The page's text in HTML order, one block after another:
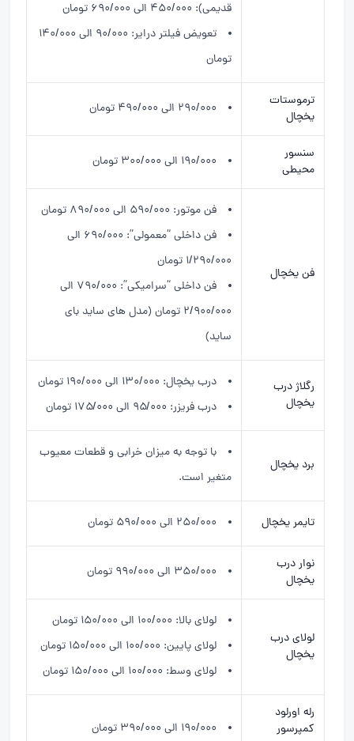
قدیمی): ۴۵۰/۰۰۰ الی ۶۹۰/۰۰۰ تومان
تعویض فیلتر درایر: ۹۰/۰۰۰ الی ۱۴۰/۰۰۰
تومان
ترموستات
یخچال
۲۹۰/۰۰۰ الی ۴۹۰/۰۰۰ تومان
سنسور
محیطی
۱۹۰/۰۰۰ الی ۳۰۰/۰۰۰ تومان
فن یخچال
فن موتور: ۵۹۰/۰۰۰ الی ۸۹۰/۰۰۰ تومان
فن داخلی “معمولی”: ۶۹۰/۰۰۰ الی
۱/۲۹۰/۰۰۰ تومان
فن داخلی “سرامیکی”: ۷۹۰/۰۰۰ الی
۲/۹۰۰/۰۰۰ تومان (مدل های ساید بای
ساید)
رگلاژ درب
یخچال
درب یخچال: ۱۳۰/۰۰۰ الی ۱۹۰/۰۰۰ تومان
درب فریزر: ۹۵/۰۰۰ الی ۱۷۵/۰۰۰ تومان
برد یخچال
با توجه به میزان خرابی و قطعات معیوب
متغیر است.
تایمر یخچال ۲۵۰/۰۰۰ الی ۵۹۰/۰۰۰ تومان
نوار درب
یخچال
۳۵۰/۰۰۰ الی ۹۹۰/۰۰۰ تومان
لولای درب
یخچال
لولای بالا: ۱۰۰/۰۰۰ الی ۱۵۰/۰۰۰ تومان
لولای پایین: ۱۰۰/۰۰۰ الی ۱۵۰/۰۰۰ تومان
لولای وسط: ۱۰۰/۰۰۰ الی ۱۵۰/۰۰۰ تومان
رله اورلود
کمپرسور
۱۹۰/۰۰۰ الی ۳۹۰/۰۰۰ تومان